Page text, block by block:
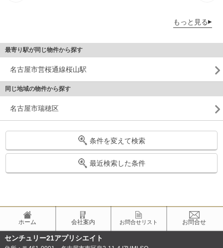
もっと見る
最寄り駅が同じ物件から探す
名古屋市営桜通線桜山駅
同じ地域の物件から探す
名古屋市瑞穂区
条件を変えて検索
最近検索した条件
ホーム 会社案内 お問合せリスト お問合せ
センチュリー21アプリシエイト